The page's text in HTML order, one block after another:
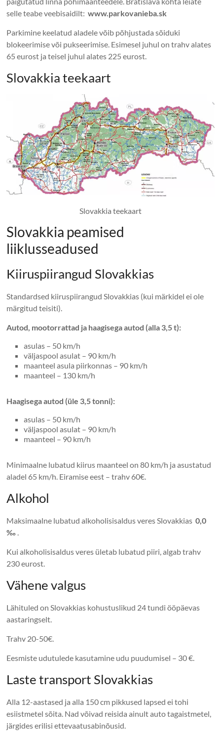
selle teabe veebisaidilt:www.parkovanieba.sk
Parkimine keelatud aladele võib põhjustada sõiduki
blokeerimise või pukseerimise. Esimesel juhul on trahv alates
65 eurost ja teisel juhul alates 225 eurost.
Slovakkia teekaart
Slovakkia teekaart
Slovakkia peamised
liiklusseadused
Kiiruspiirangud Slovakkias
Standardsed kiiruspiirangud Slovakkias (kui märkidel ei ole
märgitud teisiti).
Autod, mootorrattad ja haagisega autod (alla 3,5 t):
asulas – 50 km/h
väljaspool asulat – 90 km/h
maanteel asula piirkonnas – 90 km/h
maanteel – 130 km/h
Haagisega autod (üle 3,5 tonni):
asulas – 50 km/h
väljaspool asulat – 90 km/h
maanteel – 90 km/h
Minimaalne lubatud kiirus maanteel on 80 km/h ja asustatud
aladel 65 km/h. Eiramise eest – trahv 60€.
Alkohol
Maksimaalne lubatud alkoholisisaldus veres Slovakkias0,0
‰
Kui alkoholisisaldus veres ületab lubatud piiri, algab trahv
230 eurost.
Vähene valgus
Lähituled on Slovakkias kohustuslikud 24 tundi ööpäevas
aastaringselt.
Trahv 20-50€.
Eesmiste udutulede kasutamine udu puudumisel – 30 €.
Laste transport Slovakkias
Alla 12-aastased ja alla 150 cm pikkused lapsed ei tohi
esiistmetel sõita. Nad võivad reisida ainult auto tagaistmetel,
järgides erilisi ettevaatusabinõusid.